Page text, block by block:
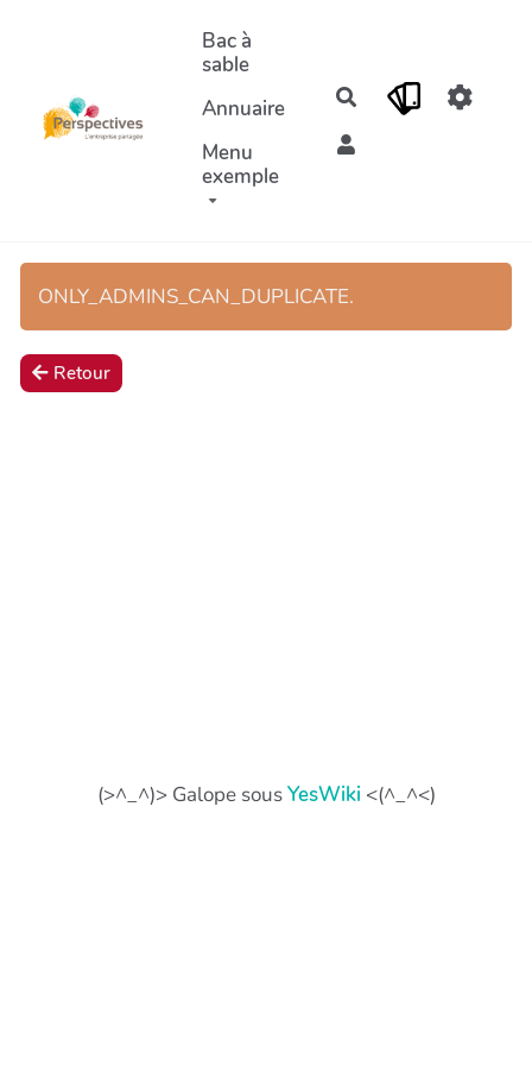
Aller au contenu principal
Bac à
sable
Annuaire
Menu
exemple
Rechercher
ONLY_ADMINS_CAN_DUPLICATE.
Retour
(>^_^)> Galope sousYesWiki <(^_^<)